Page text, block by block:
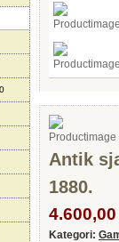
Antik
1880.
Kategori: